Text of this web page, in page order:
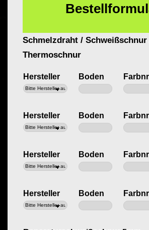
Schmelzdraht / Schweißschnur
Thermoschnur
Hersteller Boden
Hersteller Boden
Hersteller Boden
Hersteller Boden